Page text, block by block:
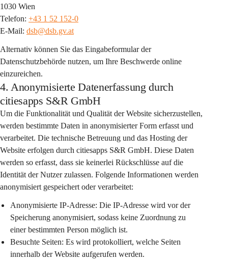
1030 Wien
Telefon: +43 1 52 152-0
E-Mail: dsb@dsb.gv.at
Alternativ können Sie das Eingabeformular der
Datenschutzbehörde nutzen, um Ihre Beschwerde online
einzureichen.
4. Anonymisierte Datenerfassung durch
citiesapps S&R GmbH
Um die Funktionalität und Qualität der Website sicherzustellen,
werden bestimmte Daten in anonymisierter Form erfasst und
verarbeitet. Die technische Betreuung und das Hosting der
Website erfolgen durch citiesapps S&R GmbH. Diese Daten
werden so erfasst, dass sie keinerlei Rückschlüsse auf die
Identität der Nutzer zulassen. Folgende Informationen werden
anonymisiert gespeichert oder verarbeitet:
Anonymisierte IP-Adresse: Die IP-Adresse wird vor der
Speicherung anonymisiert, sodass keine Zuordnung zu
einer bestimmten Person möglich ist.
Besuchte Seiten: Es wird protokolliert, welche Seiten
innerhalb der Website aufgerufen werden.